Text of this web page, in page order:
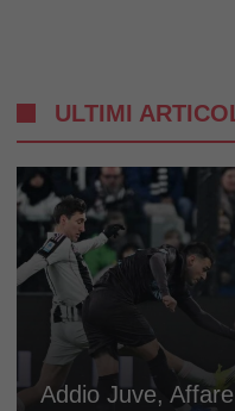
ULTIMI
Addio Juve,